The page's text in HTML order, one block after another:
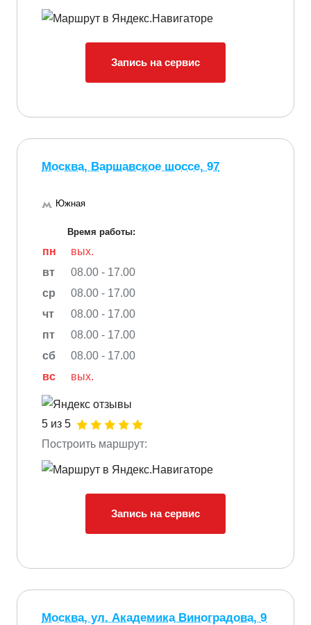
Запись на сервис
Москва, Варшавское шоссе, 97
Южная
Время работы:
пн
вых.
вт
08.00 - 17.00
ср
08.00 - 17.00
чт
08.00 - 17.00
пт
08.00 - 17.00
сб
08.00 - 17.00
вс
вых.
5 из 5
Построить маршрут:
Запись на сервис
Москва, ул. Академика Виноградова, 9